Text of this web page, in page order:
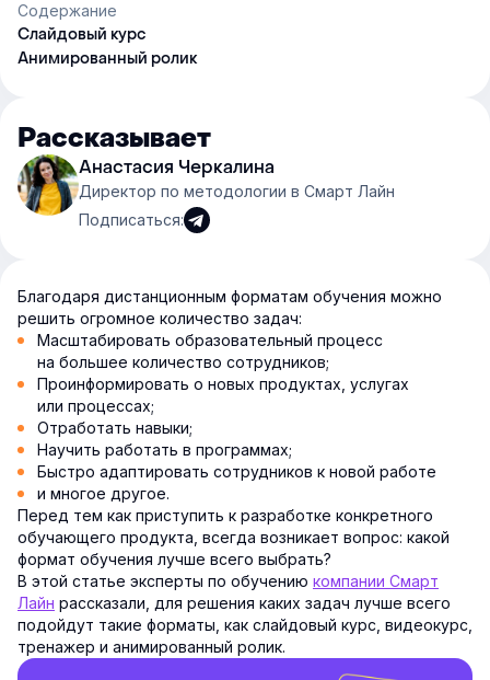
Содержание
Слайдовый курс
Анимированный ролик
Рассказывает
Анастасия Черкалина
Директор по методологии в Смарт Лайн
Подписаться:
Благодаря дистанционным форматам обучения можно
решить огромное количество задач:
Масштабировать образовательный процесс
на большее количество сотрудников;
Проинформировать о новых продуктах, услугах
или процессах;
Отработать навыки;
Научить работать в программах;
Быстро адаптировать сотрудников к новой работе
и многое другое.
Перед тем как приступить к разработке конкретного
обучающего продукта, всегда возникает вопрос: какой
формат обучения лучше всего выбрать?
В этой статье эксперты по обучению компании Смарт
Лайн рассказали, для решения каких задач лучше всего
подойдут такие форматы, как слайдовый курс, видеокурс,
тренажер и анимированный ролик.